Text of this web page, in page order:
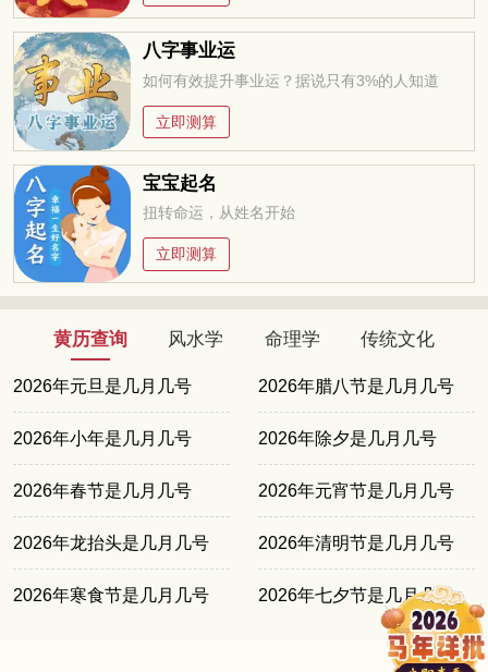
八字事业运
如何有效提升事业运？据说只有3%的人知道
立即测算
宝宝起名
扭转命运，从姓名开始
立即测算
黄历查询 风水学 命理学 传统文化
2026年元旦是几月几号 2026年腊八节是几月几号
2026年小年是几月几号 2026年除夕是几月几号
2026年春节是几月几号 2026年元宵节是几月几号
2026年龙抬头是几月几号 2026年清明节是几月几号
2026年寒食节是几月几号 2026年七夕节是几月几号